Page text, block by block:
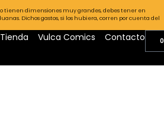
tienen dimensiones muy grandes, debes tener en
Dichos gastos, si los hubiera, corren por cuenta del
Tienda Vulca Comics Contacto